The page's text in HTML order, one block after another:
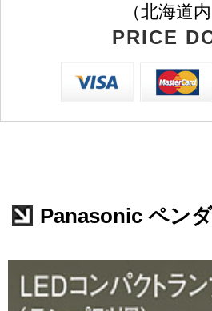
（北海道
PRICE
Panasonic ペン